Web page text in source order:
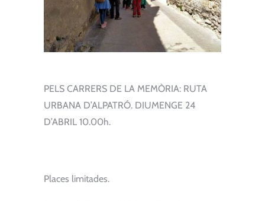
PELS CARRERS DE LA MEMÒRIA: RUTA
URBANA D’ALPATRÓ. DIUMENGE 24
D’ABRIL 10.00h.
Places limitades.